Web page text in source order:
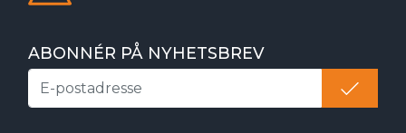
ABONNÉR PÅ NYHETSBREV